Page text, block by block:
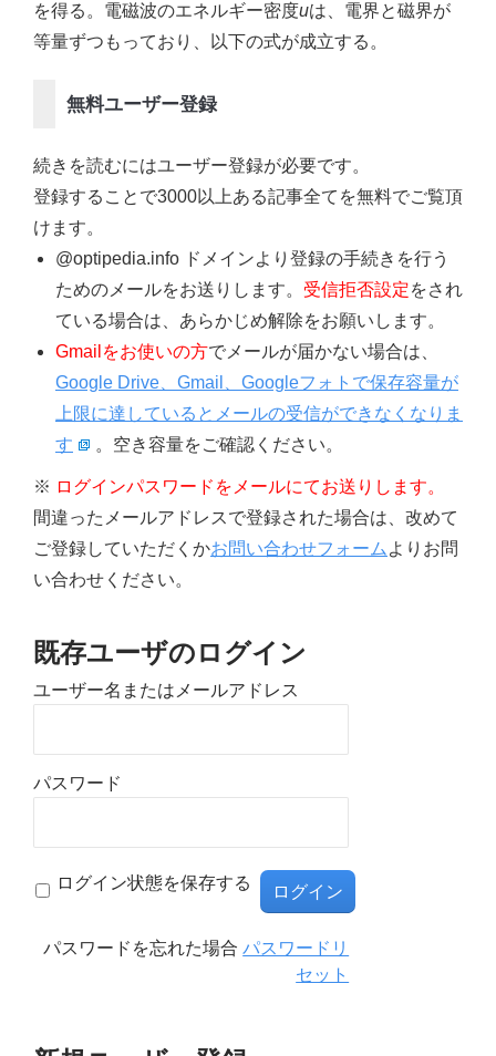
を得る。電磁波のエネルギー密度uは、電界と磁界が
等量ずつもっており、以下の式が成立する。
無料ユーザー登録
続きを読むにはユーザー登録が必要です。
登録することで3000以上ある記事全てを無料でご覧頂
けます。
@optipedia.info ドメインより登録の手続きを行う
ためのメールをお送りします。 受信拒否設定をされ
ている場合は、あらかじめ解除をお願いします。
Gmailをお使いの方でメールが届かない場合は、
Google Drive、Gmail、Googleフォトで保存容量が
上限に達しているとメールの受信ができなくなりま
す
。空き容量をご確認ください。
※ ログインパスワードをメールにてお送りします。
間違ったメールアドレスで登録された場合は、改めて
ご登録していただくかお問い合わせフォーム よりお問
い合わせください。
既存ユーザのログイン
ユーザー名またはメールアドレス
パスワード
ログイン状態を保存する
パスワードを忘れた場合パスワードリ
セット